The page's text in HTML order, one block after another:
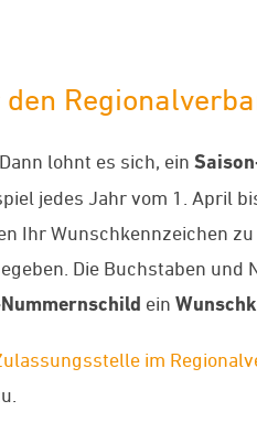
lohnt es sich, ein
jedes Jahr vom 1. April
Ihr Wunschkennzeichen
Die Buchstaben und
ein
im